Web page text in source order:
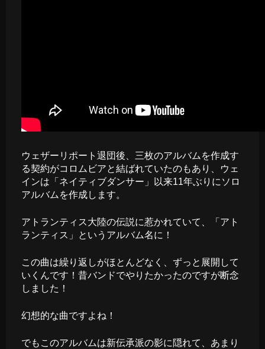
ウェザーリポート退団後、三枚のアルバムを作成す
る契約がコロムビアと結ばれていたのもあり、ウェ
インは「ネイティブダンサー」以来11年ぶりにソロ
アルバムを作成します。
アトランティス大陸の伝説に惹かれていて、「アト
ランティス」というアルバム名に！
この曲は繰り返しがほとんどなく、ずっと展開して
いくんです！昔バンドでやりたかったのですが断念
しました！
幻想的な曲ですよね！
でもこのアルバムは新伝承派の影に隠れて、あまり